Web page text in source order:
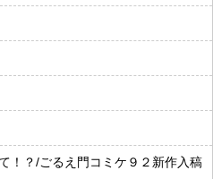
！？/ごるえ門コミケ９２新作入稿